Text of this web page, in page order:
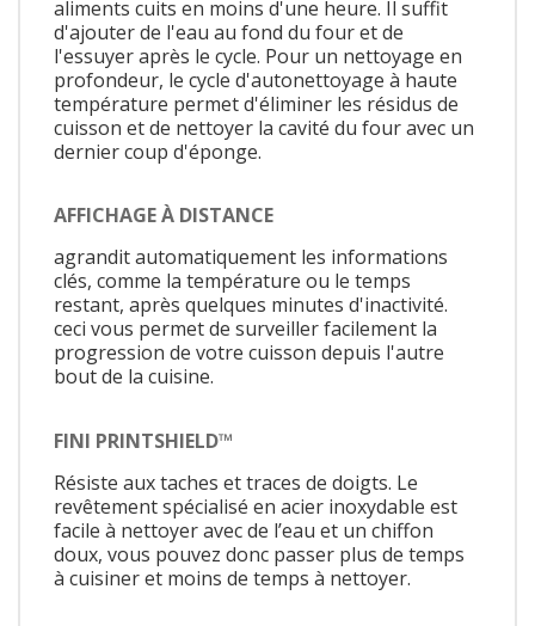
aliments cuits en moins d'une heure. Il suffit
d'ajouter de l'eau au fond du four et de
l'essuyer après le cycle. Pour un nettoyage en
profondeur, le cycle d'autonettoyage à haute
température permet d'éliminer les résidus de
cuisson et de nettoyer la cavité du four avec un
dernier coup d'éponge.
AFFICHAGE À DISTANCE
agrandit automatiquement les informations
clés, comme la température ou le temps
restant, après quelques minutes d'inactivité.
ceci vous permet de surveiller facilement la
progression de votre cuisson depuis l'autre
bout de la cuisine.
FINI PRINTSHIELD™
Résiste aux taches et traces de doigts. Le
revêtement spécialisé en acier inoxydable est
facile à nettoyer avec de l’eau et un chiffon
doux, vous pouvez donc passer plus de temps
à cuisiner et moins de temps à nettoyer.